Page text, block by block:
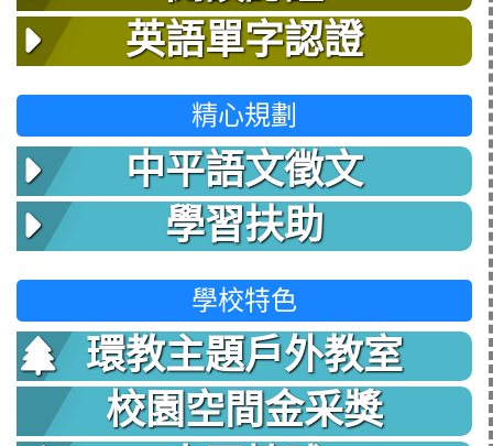
英語單字認證
精心規劃
中平語文徵文
學習扶助
學校特色
環教主題戶外教室
校園空間金采獎